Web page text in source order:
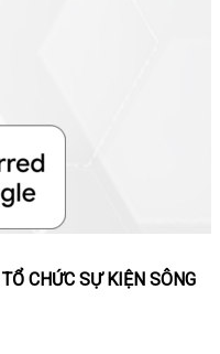
CHỨC SỰ KIỆN SÔNG